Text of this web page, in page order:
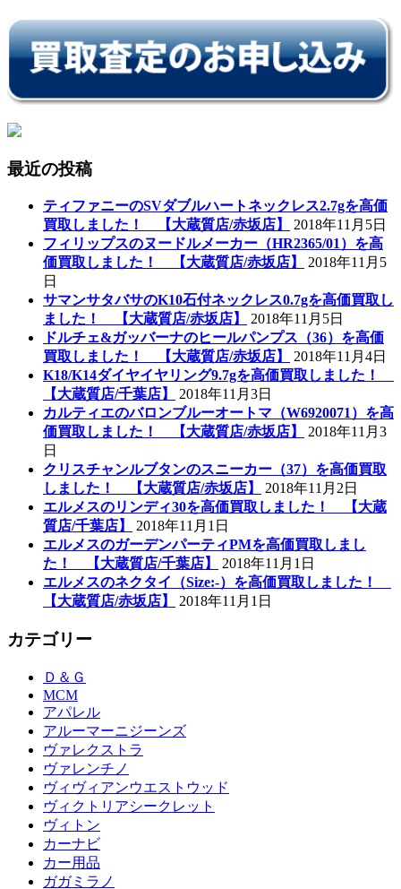
最近の投稿
ティファニーのSVダブルハートネックレス2.7gを高価
買取しました！ 【大蔵質店/赤坂店】
2018年11月5日
フィリップスのヌードルメーカー（HR2365/01）を高
価買取しました！ 【大蔵質店/赤坂店】
2018年11月5
日
サマンサタバサのK10石付ネックレス0.7gを高価買取し
ました！ 【大蔵質店/赤坂店】
2018年11月5日
ドルチェ&ガッバーナのヒールパンプス（36）を高価
買取しました！ 【大蔵質店/赤坂店】
2018年11月4日
K18/K14ダイヤイヤリング9.7gを高価買取しました！
【大蔵質店/千葉店】
2018年11月3日
カルティエのバロンブルーオートマ（W6920071）を高
価買取しました！ 【大蔵質店/赤坂店】
2018年11月3
日
クリスチャンルブタンのスニーカー（37）を高価買取
しました！ 【大蔵質店/赤坂店】
2018年11月2日
エルメスのリンディ30を高価買取しました！ 【大蔵
質店/千葉店】
2018年11月1日
エルメスのガーデンパーティPMを高価買取しまし
た！ 【大蔵質店/千葉店】
2018年11月1日
エルメスのネクタイ（Size:-）を高価買取しました！
【大蔵質店/赤坂店】
2018年11月1日
カテゴリー
Ｄ＆Ｇ
MCM
アパレル
アルーマーニジーンズ
ヴァレクストラ
ヴァレンチノ
ヴィヴィアンウエストウッド
ヴィクトリアシークレット
ヴィトン
カーナビ
カー用品
ガガミラノ